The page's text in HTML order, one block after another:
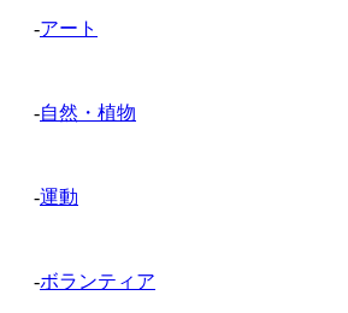
-アート
-自然・植物
-運動
-ボランティア